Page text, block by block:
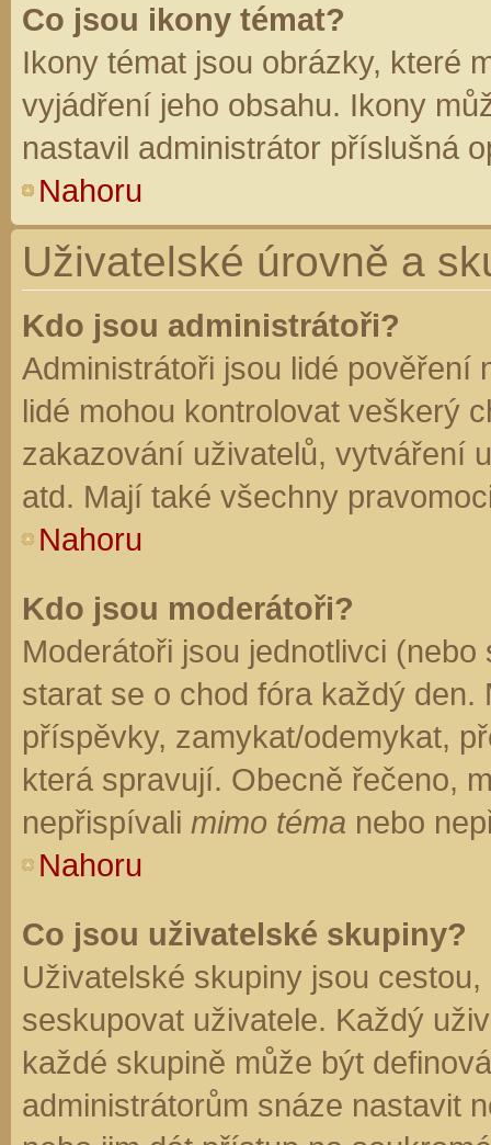
Co jsou ikony témat?
Ikony témat jsou obrázky, které
vyjádření jeho obsahu. Ikony
nastavil administrátor příslušná
Nahoru
Uživatelské úrovně a
Kdo jsou administrátoři?
Administrátoři jsou lidé pověření
lidé mohou kontrolovat veškerý
zakazování uživatelů, vytváření
atd. Mají také všechny
Nahoru
Kdo jsou moderátoři?
Moderátoři jsou jednotlivci
starat se o chod fóra každý
příspěvky, zamykat/odemykat,
která spravují. Obecně řečeno,
nepřispívali mimo téma nebo
Nahoru
Co jsou uživatelské skupiny?
Uživatelské skupiny jsou
seskupovat uživatele. Každý
každé skupině může být
administrátorům snáze nastavit